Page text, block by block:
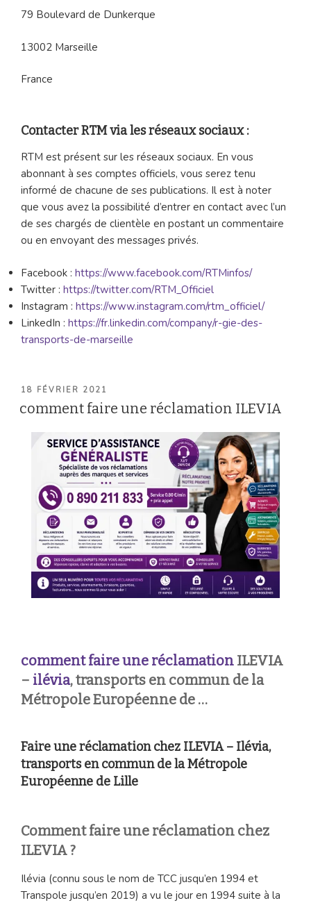
79 Boulevard de Dunkerque
13002 Marseille
France
Contacter RTM via les réseaux sociaux :
RTM est présent sur les réseaux sociaux. En vous
abonnant à ses comptes officiels, vous serez tenu
informé de chacune de ses publications. Il est à noter
que vous avez la possibilité d’entrer en contact avec l’un
de ses chargés de clientèle en postant un commentaire
ou en envoyant des messages privés.
Facebook : https://www.facebook.com/RTMinfos/
Twitter : https://twitter.com/RTM_Officiel
Instagram : https://www.instagram.com/rtm_officiel/
LinkedIn : https://fr.linkedin.com/company/r-gie-des-
transports-de-marseille
PUBLIÉ
18 FÉVRIER 2021
comment faire une réclamation ILEVIA
comment faire une réclamation ILEVIA
– ilévia, transports en commun de la
Métropole Européenne de …
Faire une réclamation chez ILEVIA – Ilévia,
transports en commun de la Métropole
Européenne de Lille
Comment faire une réclamation chez
ILEVIA ?
Ilévia (connu sous le nom de TCC jusqu’en 1994 et
Transpole jusqu’en 2019) a vu le jour en 1994 suite à la